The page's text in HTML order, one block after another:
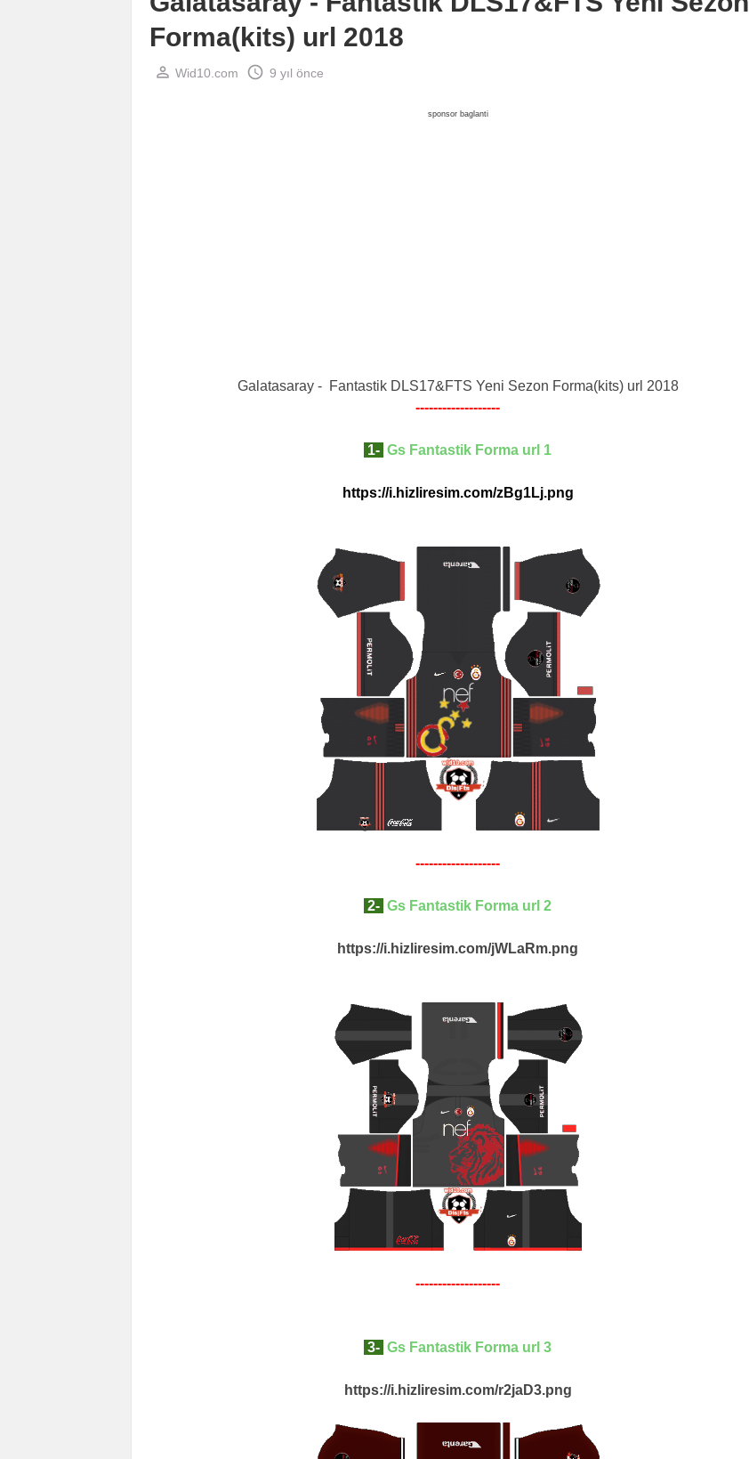
Forma(kits) url 2018
perm_identity Wid10.com schedule 9 yıl önce
sponsor baglanti
Galatasaray - Fantastik DLS17&FTS Yeni Sezon Forma(kits) url 2018
-------------------
1- Gs Fantastik Forma url 1
https://i.hizliresim.com/zBg1Lj.png
-------------------
2- Gs Fantastik Forma url 2
https://i.hizliresim.com/jWLaRm.png
-------------------
3- Gs Fantastik Forma url 3
https://i.hizliresim.com/r2jaD3.png